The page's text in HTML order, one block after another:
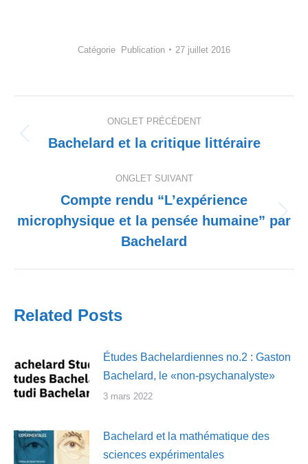
Catégorie Publication 27 juillet 2016
de
commentaire
ONGLET PRÉCÉDENT
Onglet
Bachelard et la critique littéraire
ONGLET SUIVANT
Onglet
suivant
Compte rendu “L’expérience
microphysique et la pensée humaine” par
Bachelard
Related Posts
Études Bachelardiennes no.2 : Gaston
Bachelard, le «non-psychanalyste»
3 mars 2022
Bachelard et la mathématique des
sciences expérimentales